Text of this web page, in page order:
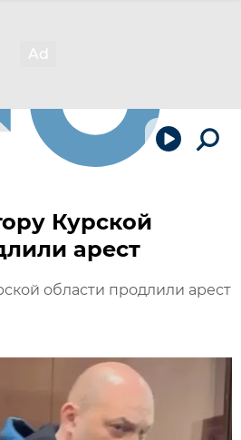
Курской
арест
области продлили арест